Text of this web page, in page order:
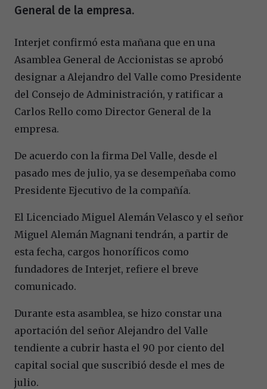
General de la empresa.
Interjet confirmó esta mañana que en una
Asamblea General de Accionistas se aprobó
designar a Alejandro del Valle como Presidente
del Consejo de Administración, y ratificar a
Carlos Rello como Director General de la
empresa.
De acuerdo con la firma Del Valle, desde el
pasado mes de julio, ya se desempeñaba como
Presidente Ejecutivo de la compañía.
El Licenciado Miguel Alemán Velasco y el señor
Miguel Alemán Magnani tendrán, a partir de
esta fecha, cargos honoríficos como
fundadores de Interjet, refiere el breve
comunicado.
Durante esta asamblea, se hizo constar una
aportación del señor Alejandro del Valle
tendiente a cubrir hasta el 90 por ciento del
capital social que suscribió desde el mes de
julio.